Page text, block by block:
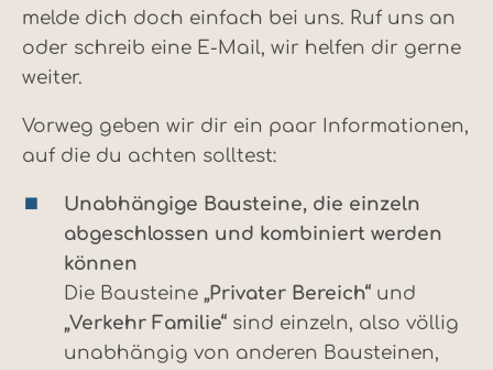
melde dich doch einfach bei uns. Ruf uns an
oder schreib eine E-Mail, wir helfen dir gerne
weiter.
Vorweg geben wir dir ein paar Informationen,
auf die du achten solltest:
Unabhängige Bausteine, die einzeln
abgeschlossen und kombiniert werden
können
Die Bausteine „Privater Bereich“ und
„Verkehr Familie“ sind einzeln, also völlig
unabhängig von anderen Bausteinen,